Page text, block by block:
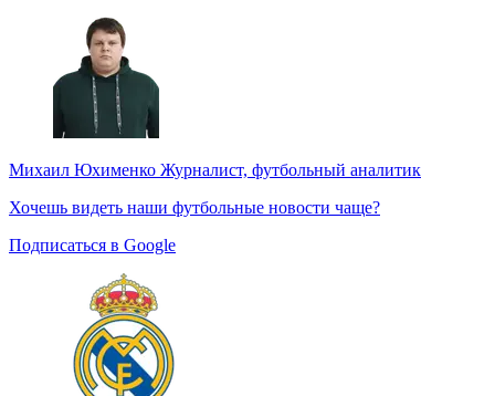
Михаил Юхименко Журналист, футбольный аналитик
Хочешь видеть наши футбольные новости чаще?
Подписаться в Google